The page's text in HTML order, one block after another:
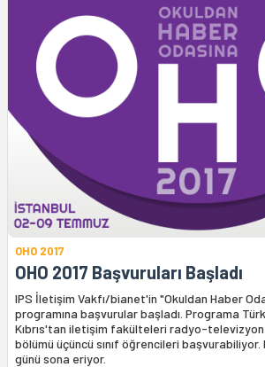
OHO 2017
OHO 2017 Başvuruları Başladı
IPS İletişim Vakfı/bianet'in "Okuldan Haber
programına başvurular başladı. Programa
Kıbrıs'tan iletişim fakülteleri radyo-
bölümü üçüncü sınıf öğrencileri başvurabiliyor.
günü sona eriyor.